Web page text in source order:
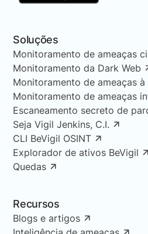
Soluções
Monitoramento de ameaças
Monitoramento da Dark Web
Monitoramento de ameaças à
Monitoramento de ameaças
Escaneamento secreto de
Seja Vigil Jenkins, C.I.
CLI BeVigil OSINT
Explorador de ativos BeVigil
Quedas
Recursos
Blogs e artigos